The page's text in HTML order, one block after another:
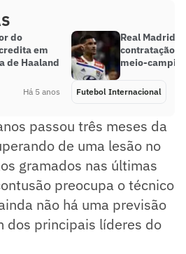
do
em
de Haaland
Há 5 anos
Real Madrid
contratação
meio-
Futebol Internacional
passou três meses da
de uma lesão no
gramados nas últimas
preocupa o técnico
não há uma previsão
dos principais líderes do